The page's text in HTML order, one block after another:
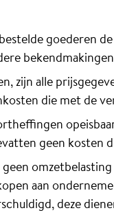
goederen
zijn alle
die met de
geen kosten
aan
deze